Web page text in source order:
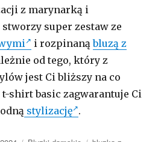
z marynarką i
super zestaw ze
i rozpinanąbluzą z
od tego, który z
jest Ci bliższy na co
t-shirt basic zagwarantuje Ci
stylizację .